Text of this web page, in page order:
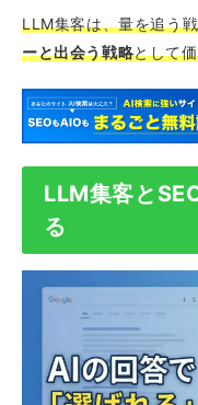
LLM集客は、量を追う
ーと出会う戦略として
LLM集客と
る